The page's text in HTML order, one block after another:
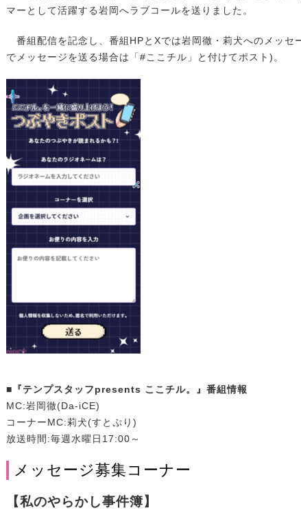
マーとして活躍する岩岡へラブコールを送りました。
番組配信を記念し、番組HPとXでは岩岡徹・莉犬へのメッセ
でメッセージを送る場合は「#ここチル」と付けてポスト)。
■『テンプスタッフpresents ここチル。』番組情報
MC:岩岡徹(Da-iCE)
コーナーMC:莉犬(すとぷり)
放送時間:毎週水曜日17:00～
メッセージ募集コーナー
【私のやらかし事件簿】